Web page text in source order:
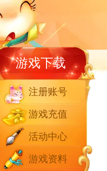
游戏下载
注册账号
游戏充值
活动中心
游戏资料